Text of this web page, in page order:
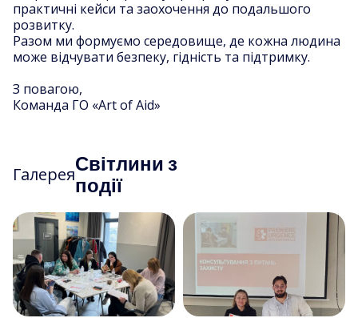
практичні кейси та заохочення до подальшого
розвитку.
Разом ми формуємо середовище, де кожна людина
може відчувати безпеку, гідність та підтримку.
З повагою,
Команда ГО «Art of Aid»
ГалереяСвітлини з
події